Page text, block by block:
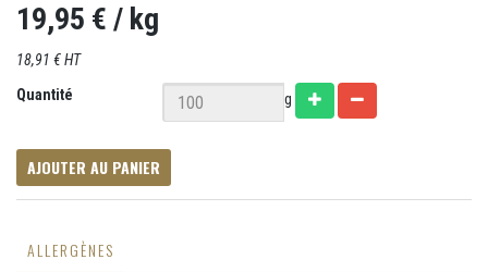
19,95 € / kg
18,91 € HT
Quantité
g
AJOUTER AU PANIER
ALLERGÈNES